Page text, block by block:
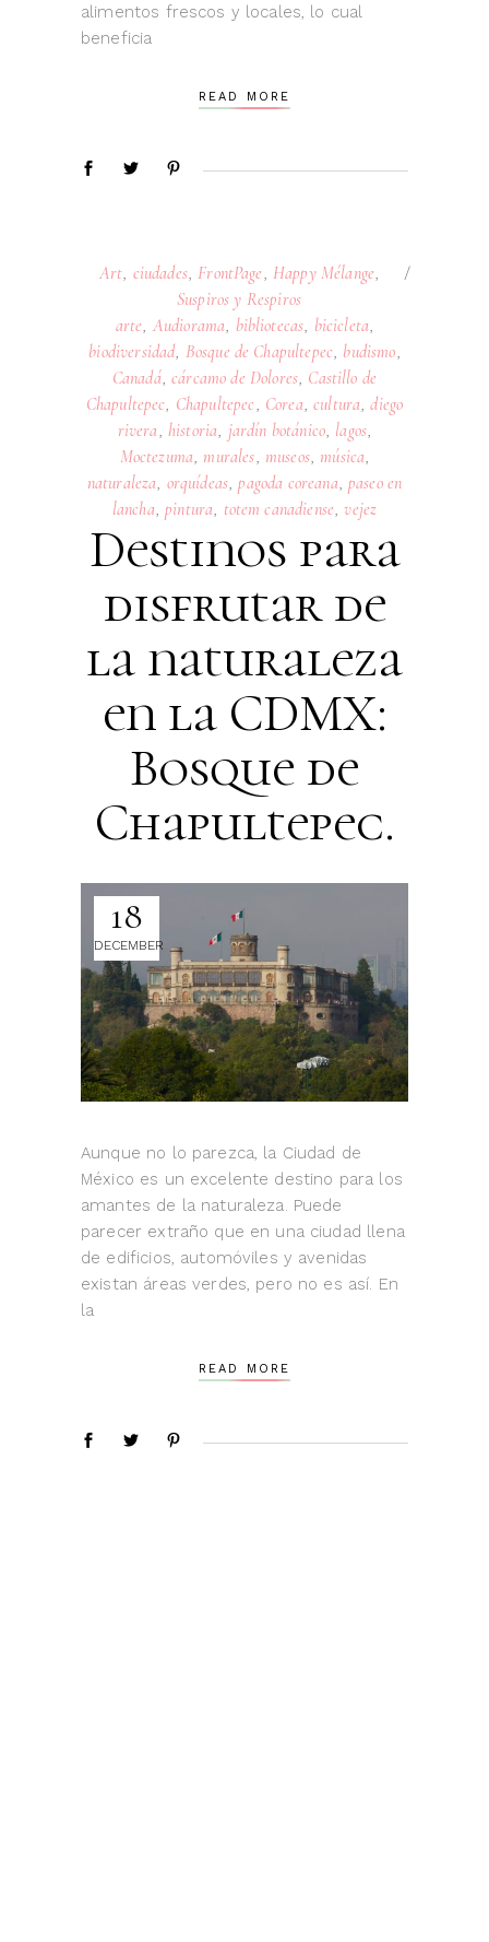
alimentos frescos y locales, lo cual
beneficia
READ MORE
Art ciudades, FrontPage Happy Mélange
Suspiros y Respiros
arte Audiorama bibliotecas bicicleta
biodiversidad Bosque de Chapultepec budismo
Canadá,cárcamo de Dolores Castillo de
Chapultepec Chapultepec Corea ,cultura ,diego
rivera historia jardín botánico lagos
Moctezuma murales museos, música
naturaleza orquídeas ,pagoda coreana paseo en
lancha ,pintura totem canadiense ,vejez
Destinos para
disfrutar de
la naturaleza
en la CDMX:
Bosque de
Chapultepec.
18
DECEMBER
Aunque no lo parezca, la Ciudad de
México es un excelente destino para los
amantes de la naturaleza. Puede
parecer extraño que en una ciudad llena
de edificios, automóviles y avenidas
existan áreas verdes, pero no es así. En
la
READ MORE